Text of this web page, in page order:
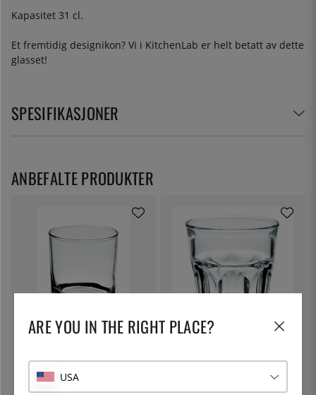
Kapasitet 31 cl.
Et fremtidig designikon? Vi i KitchenLab er helt betatt av dette
glasset!
SPESIFIKASJONER
EXXENT
Reykjavik/Island - Exxent
43 kr
EXXENT
ANBEFALTE PRODUKTER
ARE YOU IN THE RIGHT PLACE?
USA